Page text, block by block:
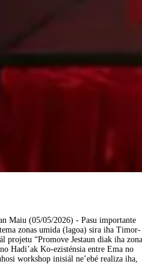
Maiu (05/05/2026) - Pasu importante
zonas umida (lagoa) sira iha Timor-
projetu “Promove Jestaun diak iha
Hadi’ak Ko-ezisténsia entre Ema no
workshop inisiál ne’ebé realiza iha,